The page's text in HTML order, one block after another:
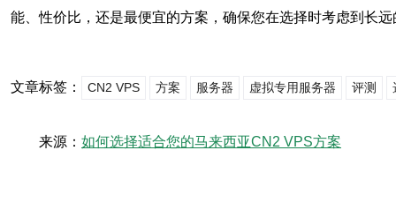
能、性价比，还是最便宜的方案，确保您在选择时考虑到长
文章标签： CN2 VPS 方案 服务器 虚拟专用服务器 评测
来源： 如何选择适合您的马来西亚CN2 VPS方案